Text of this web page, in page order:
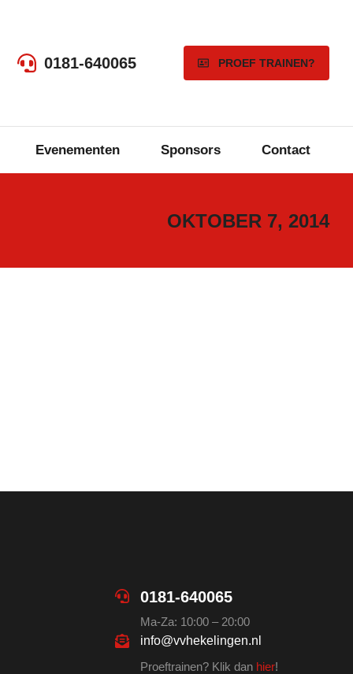
0181-640065 PROEF TRAINEN?
Evenementen Sponsors Contact
OKTOBER 7, 2014
0181-640065
Ma-Za: 10:00 – 20:00
info@vvhekelingen.nl
Proeftrainen? Klik dan hier!